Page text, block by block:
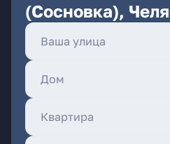
(Сосновка),